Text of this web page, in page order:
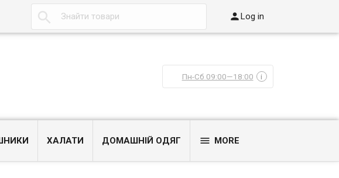
 Log in
Пн-Сб 09:00—18:00 i
ХАЛАТИ ДОМАШНІЙ ОДЯГ  MORE